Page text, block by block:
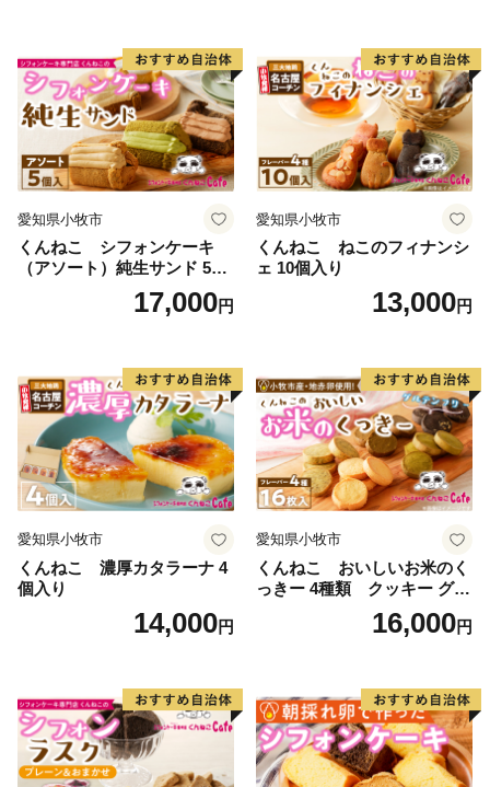
愛知県小牧市
くんねこ シフォンケーキ
（アソート）純生サンド 5個
17,000円
愛知県小牧市
くんねこ ねこのフィナンシ
ェ 10個入り
13,000円
愛知県小牧市
くんねこ 濃厚カタラーナ 4
個入り
14,000円
愛知県小牧市
くんねこ おいしいお米のく
っきー 4種類 クッキー グル
16,000円